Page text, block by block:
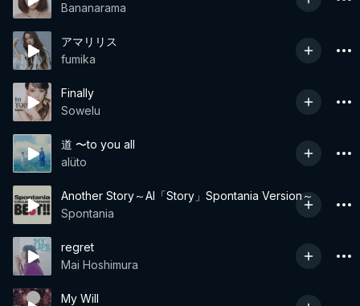
Bananarama
アマリリス
fumika
Finally
Sowelu
道 〜to you all
alüto
Another Story～AI「Story」Spontania Version～
Spontania
regret
Mai Hoshimura
My Will